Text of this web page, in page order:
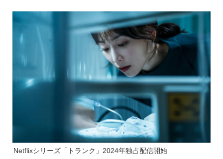
Netflixシリーズ「トランク」2024年独占配信開始